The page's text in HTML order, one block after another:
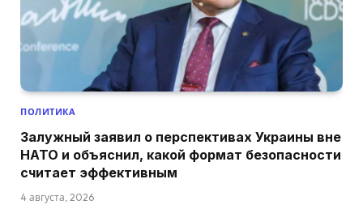
ПОЛИТИКА
Залужный заявил о перспективах Украины вне
НАТО и объяснил, какой формат безопасности
считает эффективным
4 августа, 2026